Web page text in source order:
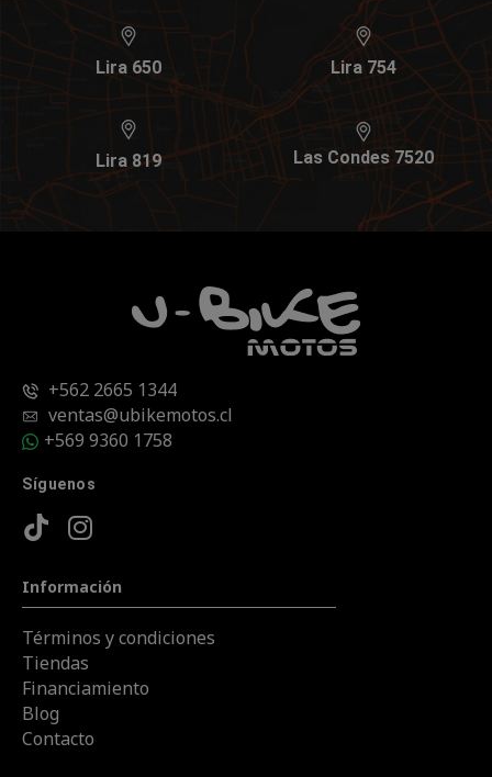
Lira 650 Lira 754
Lira 819 Las Condes 7520
+562 2665 1344
ventas@ubikemotos.cl
+569 9360 1758
Síguenos
Información
Términos y condiciones
Tiendas
Financiamiento
Blog
Contacto